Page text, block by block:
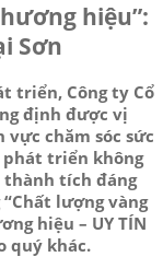
hiệu”:
Sơn
triển, Công ty Cổ
định được vị
chăm sóc sức
phát triển không
thành tích đáng
lượng vàng
hiệu – UY TÍN
quý khác.